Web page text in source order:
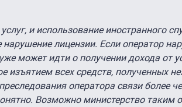
и использование иностранного
лицензии. Если оператор
может идти о получении дохода от
изъятием всех средств, полученных
оператора связи более
Возможно министерство таким